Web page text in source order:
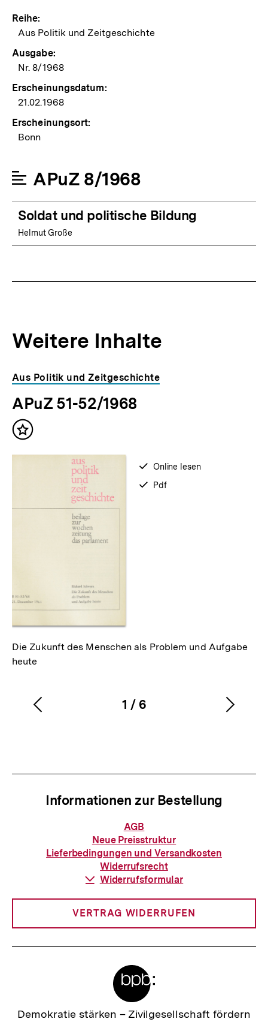
Reihe:
Aus Politik und Zeitgeschichte
Ausgabe:
Nr. 8/1968
Erscheinungsdatum:
21.02.1968
Erscheinungsort:
Bonn
APuZ 8/1968
Soldat und politische Bildung
Helmut Große
Weitere Inhalte
Inhaltskarousell
für
weitere
Inhalte
Inhaltskarussell
überspringen
Aus Politik und Zeitgeschichte
APuZ 51-52/1968
Inhalt
verfügbar
Online lesen
verfügbar
Pdf
Die Zukunft des Menschen als Problem und Aufgabe
heute
Karussellinhalt
1
von
/ 6
Vorherigen
Informationen zur Bestellung
Informationen
zur
Bestellung
AGB
Neue Preisstruktur
Lieferbedingungen und Versandkosten
Widerrufsrecht
Download-
Widerrufsformular
VERTRAG WIDERRUFEN
Zur
Demokratie stärken – Zivilgesellschaft fördern